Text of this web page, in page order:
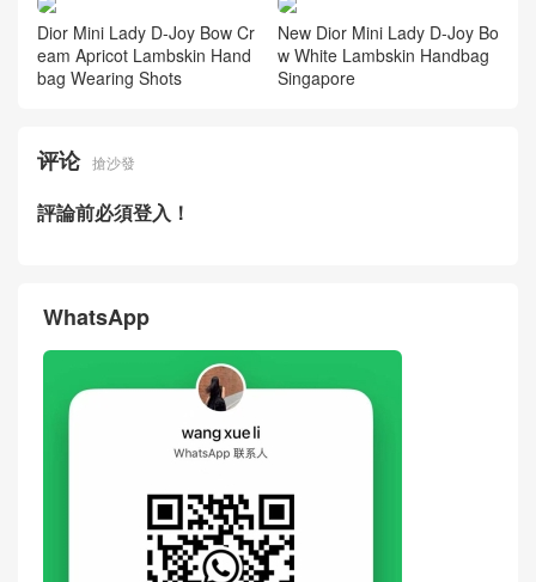
ea Calfskin Bow Handbag Au
stralia
n Origami Bow Handbag
r Blue Calfskin Handbag Hon
g Kong
搶沙發
評論前必須登入！
WhatsApp